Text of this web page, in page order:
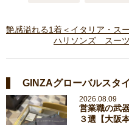
艶感溢れる1着＜イタリア・ス
ハリソンズ スー
GINZAグローバルスタ
2026.08.09
営業職の武
３選【大阪